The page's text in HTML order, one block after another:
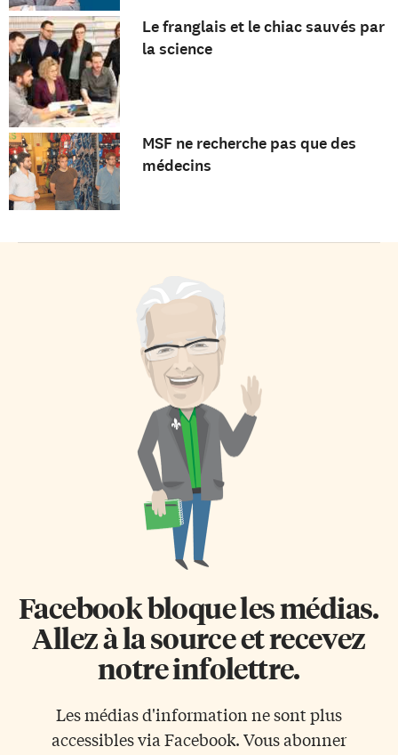
Le franglais et le chiac sauvés par
la science
MSF ne recherche pas que des
médecins
Facebook bloque les médias.
Allez à la source et recevez
notre infolettre.
Les médias d'information ne sont plus
accessibles via Facebook. Vous abonner